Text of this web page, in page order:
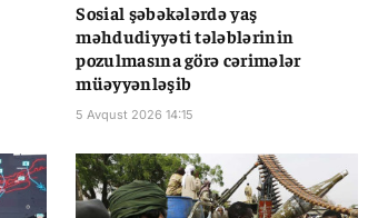
Sosial şəbəkələrdə yaş
məhdudiyyəti tələblərinin
pozulmasına görə cərimələr
müəyyənləşib
5 Avqust 2026 14:15